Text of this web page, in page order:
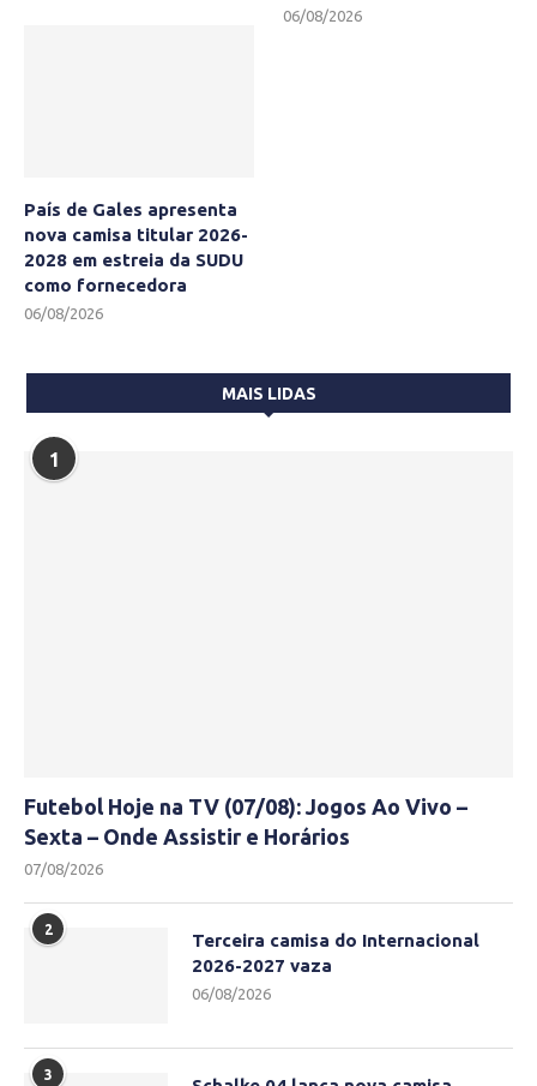
06/08/2026
País de Gales apresenta
nova camisa titular 2026-
2028 em estreia da SUDU
como fornecedora
06/08/2026
MAIS LIDAS
1
Futebol Hoje na TV (07/08): Jogos Ao Vivo –
Sexta – Onde Assistir e Horários
07/08/2026
2
Terceira camisa do Internacional
2026-2027 vaza
06/08/2026
3